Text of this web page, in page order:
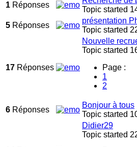
1 Réponses
Topic started
5 Réponses
présentation
Topic started
17 Réponses
Nouvelle
Topic started
Page :
1
2
6 Réponses
Bonjour à tous
Topic started
Didier29
Topic started